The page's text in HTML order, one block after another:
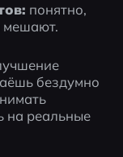
понятно,
мешают.
бездумно
на реальные